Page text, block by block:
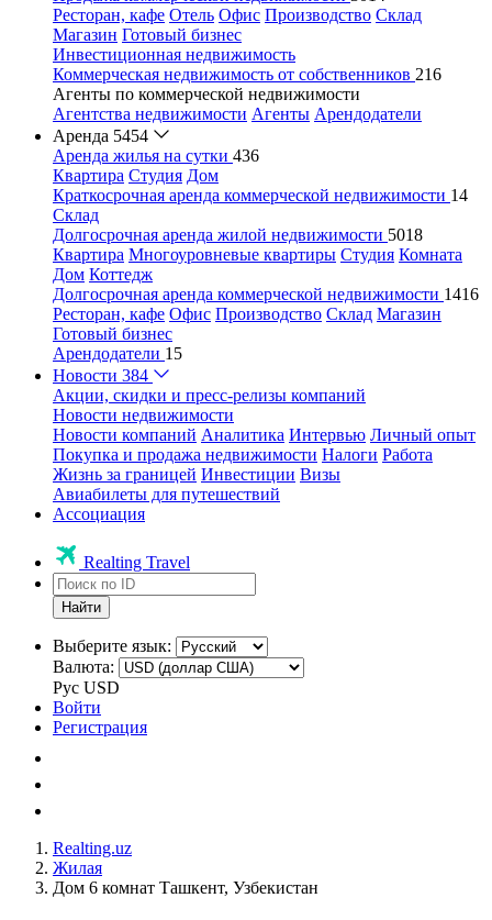
Ресторан, кафе Отель Офис Производство Склад
Магазин Готовый бизнес
Инвестиционная недвижимость
Коммерческая недвижимость от собственников 216
Агенты по коммерческой недвижимости
Агентства недвижимости Агенты Арендодатели
Аренда 5454
Аренда жилья на сутки 436
Квартира Студия Дом
Краткосрочная аренда коммерческой недвижимости 14
Склад
Долгосрочная аренда жилой недвижимости 5018
Квартира Многоуровневые квартиры Студия Комната
Дом Коттедж
Долгосрочная аренда коммерческой недвижимости 1416
Ресторан, кафе Офис Производство Склад Магазин
Готовый бизнес
Арендодатели 15
Новости 384
Акции, скидки и пресс-релизы компаний
Новости недвижимости
Новости компаний Аналитика Интервью Личный опыт
Покупка и продажа недвижимости Налоги Работа
Жизнь за границей Инвестиции Визы
Авиабилеты для путешествий
Ассоциация
Realting Travel
Найти
Выберите язык:
Валюта:
Рус USD
Войти
Регистрация
Realting.uz
Жилая
Дом 6 комнат Ташкент, Узбекистан